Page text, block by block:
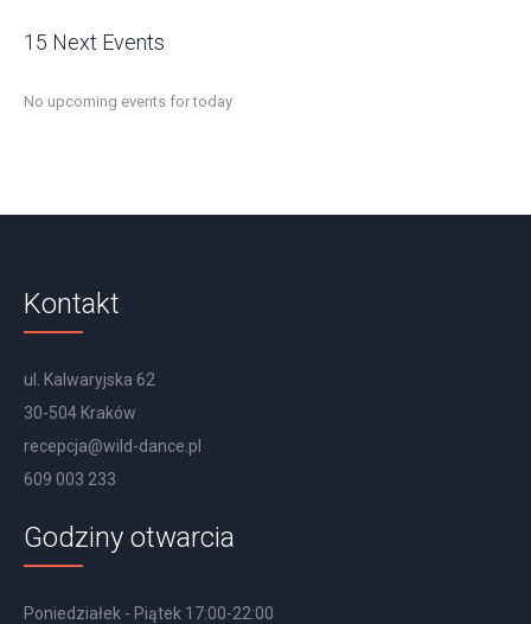
15 Next Events
No upcoming events for today
Kontakt
ul. Kalwaryjska 62
30-504 Kraków
recepcja@wild-dance.pl
609 003 233
Godziny otwarcia
Poniedziałek - Piątek 17:00-22:00